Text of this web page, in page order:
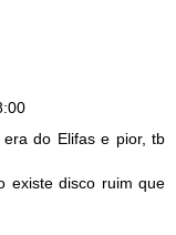
do Elifas e pior, tb
existe disco ruim que